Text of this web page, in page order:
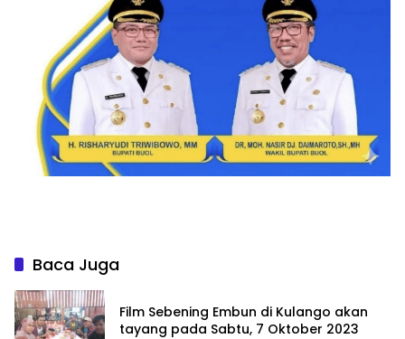
Baca Juga
Film Sebening Embun di Kulango akan
tayang pada Sabtu, 7 Oktober 2023